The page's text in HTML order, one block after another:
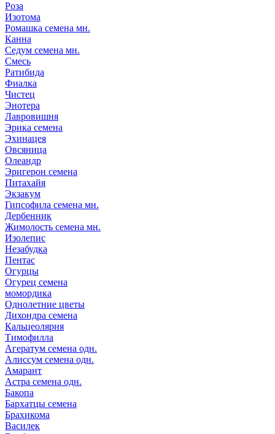
Роза
Изотома
Ромашка семена мн.
Канна
Седум семена мн.
Смесь
Ратибида
Фиалка
Чистец
Энотера
Лавровишня
Эрика семена
Эхинацея
Овсяница
Олеандр
Эригерон семена
Питахайя
Экзакум
Гипсофила семена мн.
Дербенник
Жимолость семена мн.
Изолепис
Незабудка
Пентас
Огурцы
Огурец семена
момордика
Однолетние цветы
Дихондра семена
Кальцеолярия
Тимофилла
Агератум семена одн.
Алиссум семена одн.
Амарант
Астра семена одн.
Бакопа
Бархатцы семена
Брахикома
Василек